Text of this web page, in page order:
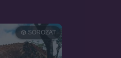
SOROZAT